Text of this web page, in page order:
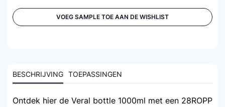
VOEG SAMPLE TOE AAN DE WISHLIST
BESCHRIJVING TOEPASSINGEN
Ontdek hier de Veral bottle 1000ml met een 28ROPP